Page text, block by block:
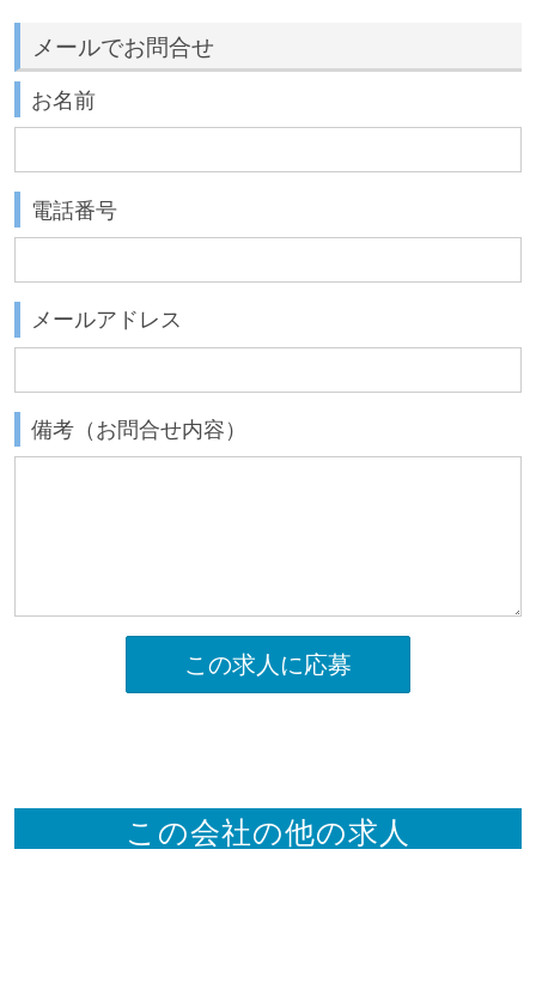
メールでお問合せ
お名前
電話番号
メールアドレス
備考（お問合せ内容）
この求人に応募
この会社の他の求人